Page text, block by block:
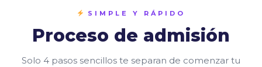
SIMPLE Y RÁPIDO
Proceso de admisión
Solo 4 pasos sencillos te separan de comenzar tu